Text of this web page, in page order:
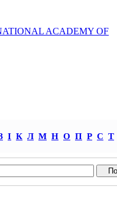
ACADEMY OF
І К Л М Н О П Р С Т